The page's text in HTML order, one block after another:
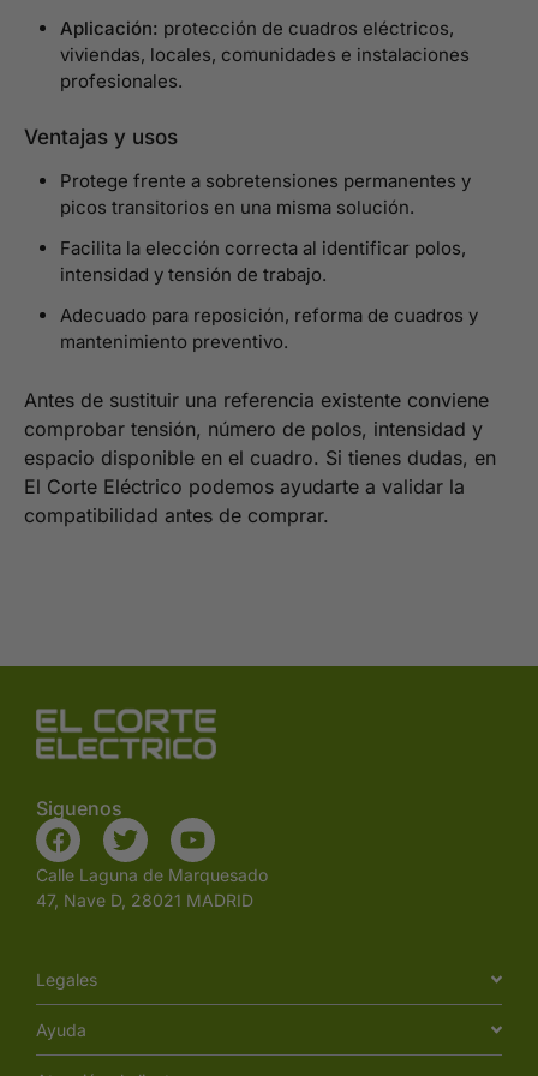
Aplicación: protección de cuadros eléctricos,
viviendas, locales, comunidades e instalaciones
profesionales.
Ventajas y usos
Protege frente a sobretensiones permanentes y
picos transitorios en una misma solución.
Facilita la elección correcta al identificar polos,
intensidad y tensión de trabajo.
Adecuado para reposición, reforma de cuadros y
mantenimiento preventivo.
Antes de sustituir una referencia existente conviene
comprobar tensión, número de polos, intensidad y
espacio disponible en el cuadro. Si tienes dudas, en
El Corte Eléctrico podemos ayudarte a validar la
compatibilidad antes de comprar.
Siguenos
Calle Laguna de Marquesado
47, Nave D, 28021 MADRID
Legales
Ayuda